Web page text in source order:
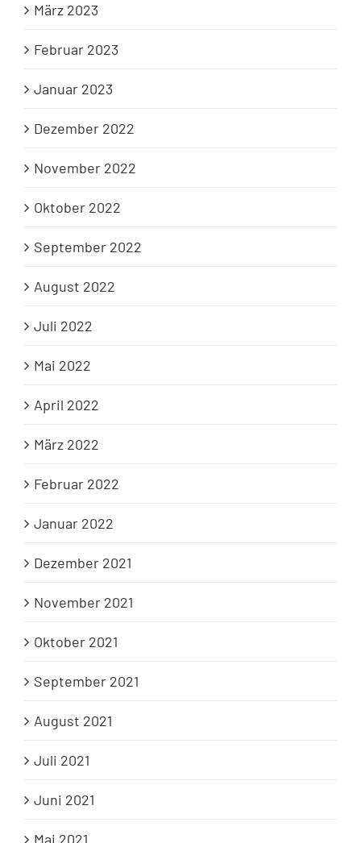
März 2023
Februar 2023
Januar 2023
Dezember 2022
November 2022
Oktober 2022
September 2022
August 2022
Juli 2022
Mai 2022
April 2022
März 2022
Februar 2022
Januar 2022
Dezember 2021
November 2021
Oktober 2021
September 2021
August 2021
Juli 2021
Juni 2021
Mai 2021